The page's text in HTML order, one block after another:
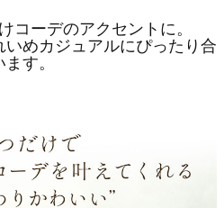
コーデのアクセントに。
めカジュアルにぴったり合
ます。